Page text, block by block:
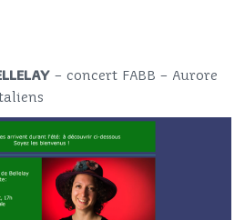
– concert FABB – Aurore